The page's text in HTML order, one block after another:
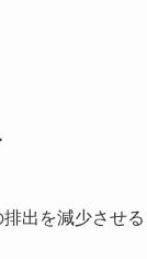
排出を減少させ